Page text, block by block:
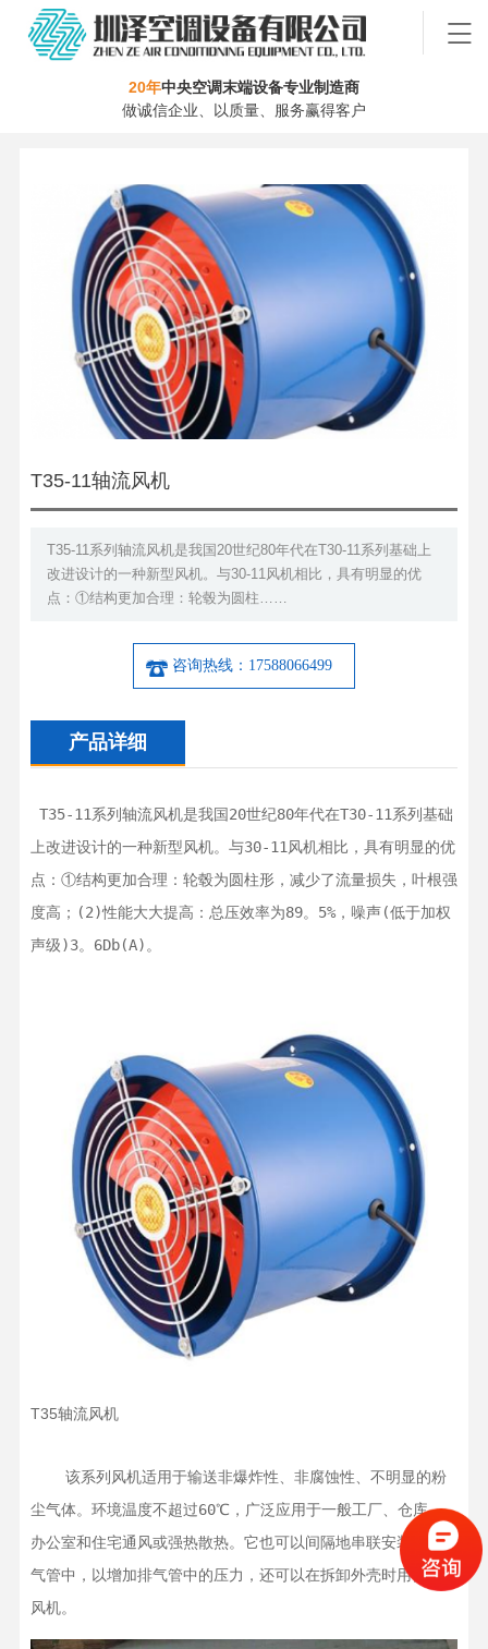
20年中央空调末端设备专业制造商
做诚信企业、以质量、服务赢得客户
T35-11轴流风机
T35-11系列轴流风机是我国20世纪80年代在T30-11系列基础上
改进设计的一种新型风机。与30-11风机相比，具有明显的优
点：①结构更加合理：轮毂为圆柱……
咨询热线：17588066499
产品详细
上改进设计的一种新型风机。与30-11风机相比，具有明显的优
点：①结构更加合理：轮毂为圆柱形，减少了流量损失，叶根强
度高；(2)性能大大提高：总压效率为89。5%，噪声(低于加权
声级)3。6Db(A)。
T35轴流风机
尘气体。环境温度不超过60℃，广泛应用于一般工厂、仓库、
办公室和住宅通风或强热散热。它也可以间隔地串联安装在长排
气管中，以增加排气管中的压力，还可以在拆卸外壳时用作自由
风机。